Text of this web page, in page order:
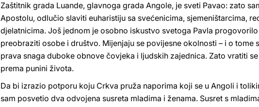
Zaštitnik grada Luande, glavnoga grada Angole, je sveti Pavao: zato
Apostolu, odlučio slaviti euharistiju sa svećenicima, sjemeništarcima,
djelatnicima. Još jednom je osobno iskustvo svetoga Pavla
preobraziti osobe i društvo. Mijenjaju se povijesne okolnosti – i o tome
prava snaga duboke obnove čovjeka i ljudskih zajednica. Zato vratiti
prema punini života.
Da bi izrazio potporu koju Crkva pruža naporima koji se u Angoli i
sam posvetio dva odvojena susreta mladima i ženama. Susret s